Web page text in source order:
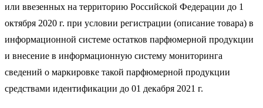
или ввезенных на территорию Российской Федерации до 1
октября 2020 г. при условии регистрации (описание товара) в
информационной системе остатков парфюмерной продукции
и внесение в информационную систему мониторинга
сведений о маркировке такой парфюмерной продукции
средствами идентификации до 01 декабря 2021 г.